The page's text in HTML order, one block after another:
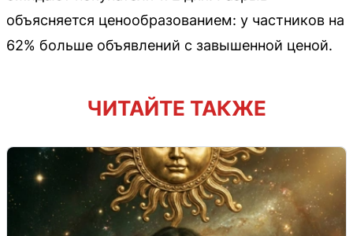
объясняется ценообразованием: у частников на
62% больше объявлений с завышенной ценой.
ЧИТАЙТЕ ТАКЖЕ